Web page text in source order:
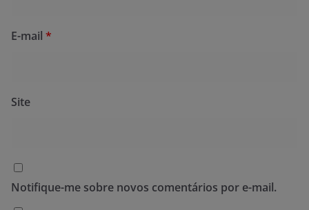
E-mail *
Site
Notifique-me sobre novos comentários por e-mail.